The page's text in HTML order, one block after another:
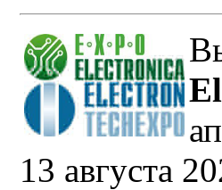
13 августа